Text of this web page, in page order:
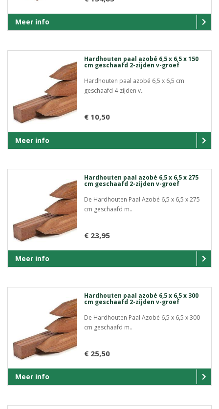
Meer info
Hardhouten paal azobé 6,5 x 6,5 x 150
cm geschaafd 2-zijden v-groef
Hardhouten paal azobé 6,5 x 6,5 cm
geschaafd 4-zijden v..
€ 10,50
Meer info
Hardhouten paal azobé 6,5 x 6,5 x 275
cm geschaafd 2-zijden v-groef
De Hardhouten Paal Azobé 6,5 x 6,5 x 275
cm geschaafd m..
€ 23,95
Meer info
Hardhouten paal azobé 6,5 x 6,5 x 300
cm geschaafd 2-zijden v-groef
De Hardhouten Paal Azobé 6,5 x 6,5 x 300
cm geschaafd m..
€ 25,50
Meer info